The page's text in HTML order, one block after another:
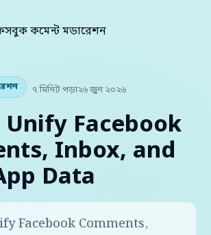
কমেন্ট মডারেশন
৭ মিনিট পড়া২৬ জুন ২০২৬
Facebook
Inbox, and
Data
Facebook Comments,